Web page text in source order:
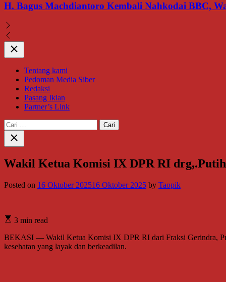
H. Bagus Machdiantoro Kembali Nahkodai BBC,
Close
Tentang kami
Pedoman Media Siber
Redaksi
Pasang Iklan
Partner’s Link
Cari
untuk:
Close
search
Wakil Ketua Komisi IX DPR RI
Posted on 16 Oktober 202516 Oktober 2025 by Taopik
3 min read
BEKASI — Wakil Ketua Komisi IX DPR RI dari Fraksi Gerindra,
kesehatan yang layak dan berkeadilan.